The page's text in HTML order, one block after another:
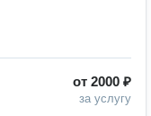
от 2000 ₽
за услугу